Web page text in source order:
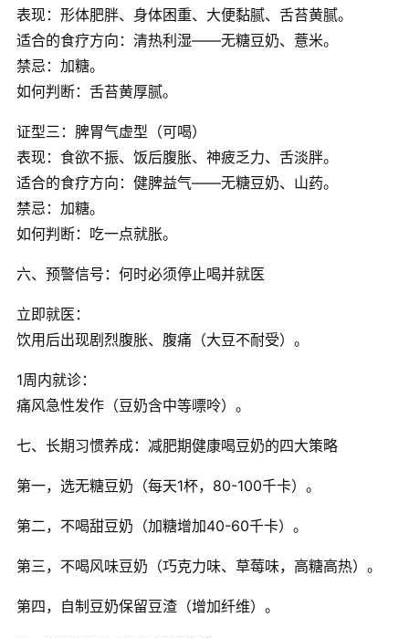
表现：形体肥胖、身体困重、大便黏腻、舌苔黄腻。
适合的食疗方向：清热利湿——无糖豆奶、薏米。
禁忌：加糖。
如何判断：舌苔黄厚腻。
证型三：脾胃气虚型（可喝）
表现：食欲不振、饭后腹胀、神疲乏力、舌淡胖。
适合的食疗方向：健脾益气——无糖豆奶、山药。
禁忌：加糖。
如何判断：吃一点就胀。
六、预警信号：何时必须停止喝并就医
立即就医：
饮用后出现剧烈腹胀、腹痛（大豆不耐受）。
1周内就诊：
痛风急性发作（豆奶含中等嘌呤）。
七、长期习惯养成：减肥期健康喝豆奶的四大策略
第一，选无糖豆奶（每天1杯，80-100千卡）。
第二，不喝甜豆奶（加糖增加40-60千卡）。
第三，不喝风味豆奶（巧克力味、草莓味，高糖高热）。
第四，自制豆奶保留豆渣（增加纤维）。